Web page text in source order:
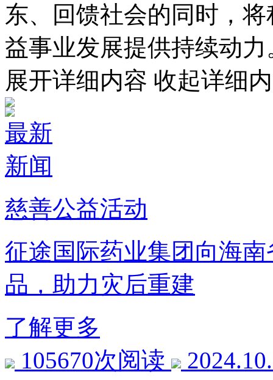
东、回馈社会的同时，
益事业发展提供持续动力
展开详细内容 收起详细
最新
新闻
慈善公益活动
征途国际药业集团向海
品，助力灾后重建
了解更多
105670次阅读